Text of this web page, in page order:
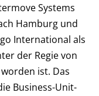
Systems
Hamburg und
International als
der Regie von
ist. Das
Business-Unit-